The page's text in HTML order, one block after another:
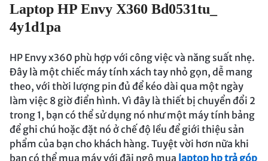
Laptop HP Envy X360 Bd0531tu_
4y1d1pa
HP Envy x360 phù hợp với công việc và năng suất nhẹ.
Đây là một chiếc máy tính xách tay nhỏ gọn, dễ mang
theo, với thời lượng pin đủ để kéo dài qua một ngày
làm việc 8 giờ điển hình. Vì đây là thiết bị chuyển đổi 2
trong 1, bạn có thể sử dụng nó như một máy tính bảng
để ghi chú hoặc đặt nó ở chế độ lều để giới thiệu sản
phẩm của bạn cho khách hàng. Tuyệt vời hơn nữa khi
bạn có thể mua máy với đãi ngộ mua laptop hp trả góp